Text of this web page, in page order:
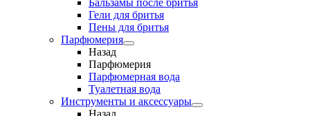
Бальзамы после бритья
Гели для бритья
Пены для бритья
Парфюмерия
Назад
Парфюмерия
Парфюмерная вода
Туалетная вода
Инструменты и аксессуары
Назад